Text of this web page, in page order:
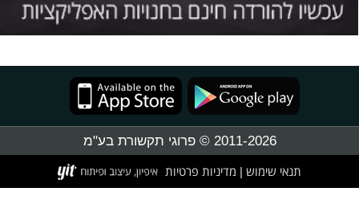
2011-2026 © פרוגי תקשורת בע"מ
תנאי שימוש מדיניות פרטיות